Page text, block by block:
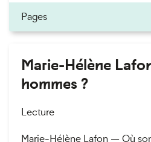
Pages
Marie-Hélène
hommes ?
Lecture
Marie-Hélène Lafon — Où